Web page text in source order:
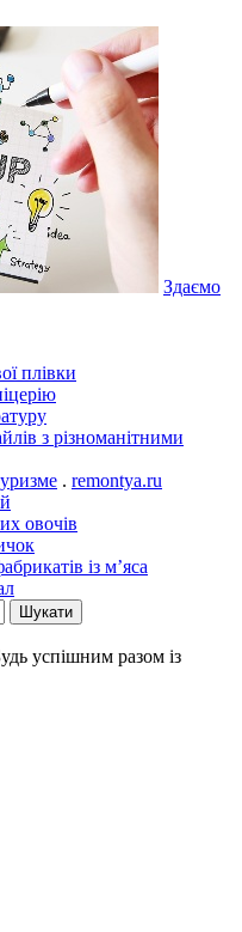
Здаємо
плівки
з різноманітними
. remontya.ru
овочів
із м’яса
успішним разом із